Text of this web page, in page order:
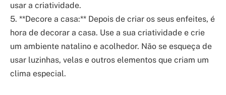
usar a criatividade.
5. **Decore a casa:** Depois de criar os seus enfeites, é
hora de decorar a casa. Use a sua criatividade e crie
um ambiente natalino e acolhedor. Não se esqueça de
usar luzinhas, velas e outros elementos que criam um
clima especial.